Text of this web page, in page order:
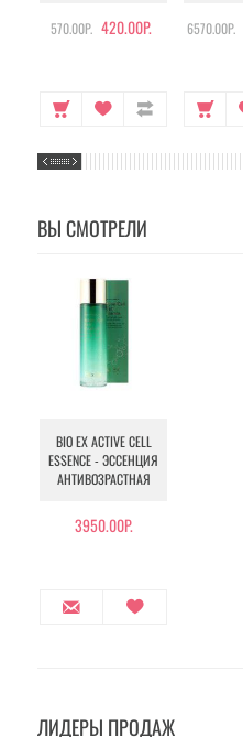
570.00Р. 420.00Р. 6570.00Р.
ВЫ СМОТРЕЛИ
BIO EX ACTIVE CELL
ESSENCE - ЭССЕНЦИЯ
АНТИВОЗРАСТНАЯ
3950.00Р.
ЛИДЕРЫ ПРОДАЖ